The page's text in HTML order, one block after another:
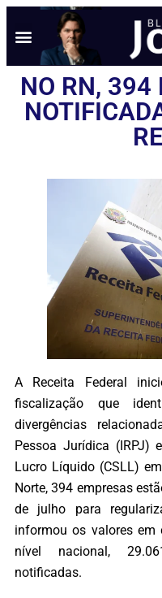
NO RN, 394
A Receita Federal
fiscalização que
divergências
Pessoa Jurídica (IRPJ)
Lucro Líquido (CSLL)
Norte, 394 empresas
de julho para
informou os valores em
nível nacional,
notificadas.